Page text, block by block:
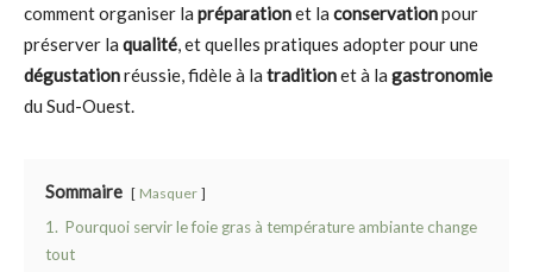
comment organiser la préparationet la conservationpour
préserver la qualité, et quelles pratiques adopter pour une
dégustationréussie, fidèle à la traditionet à la gastronomie
du Sud-Ouest.
Sommaire Masquer
1. Pourquoi servir le foie gras à température ambiante change
tout